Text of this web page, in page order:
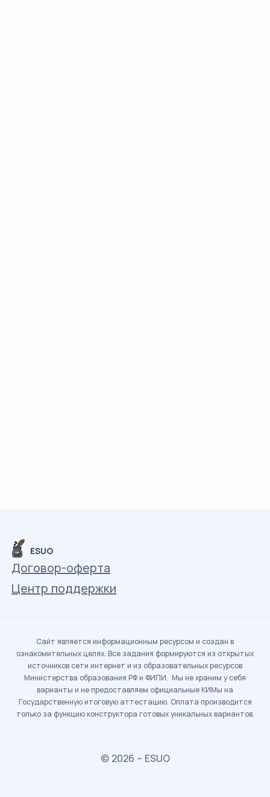
ESUO
Договор-оферта
Центр поддержки
Сайт является информационным ресурсом и создан в
ознакомительных целях. Все задания формируются из открытых
источников сети интернет и из образовательных ресурсов
Министерства образования РФ и ФИПИ. Мы не храним у себя
варианты и не предоставляем официальные КИМы на
Государственную итоговую аттестацию. Оплата производится
только за функцию конструктора готовых уникальных вариантов.
© 2026 – ESUO